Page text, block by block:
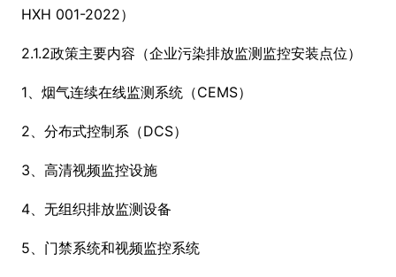
HXH 001-2022）
2.1.2政策主要内容（企业污染排放监测监控安装点位）
1、烟气连续在线监测系统（CEMS）
2、分布式控制系（DCS）
3、高清视频监控设施
4、无组织排放监测设备
5、门禁系统和视频监控系统